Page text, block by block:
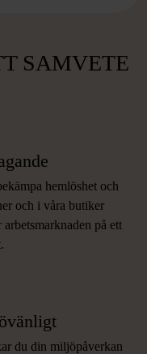
SAMVETE
hemlöshet och
och i våra butiker
på ett
du din miljöpåverkan